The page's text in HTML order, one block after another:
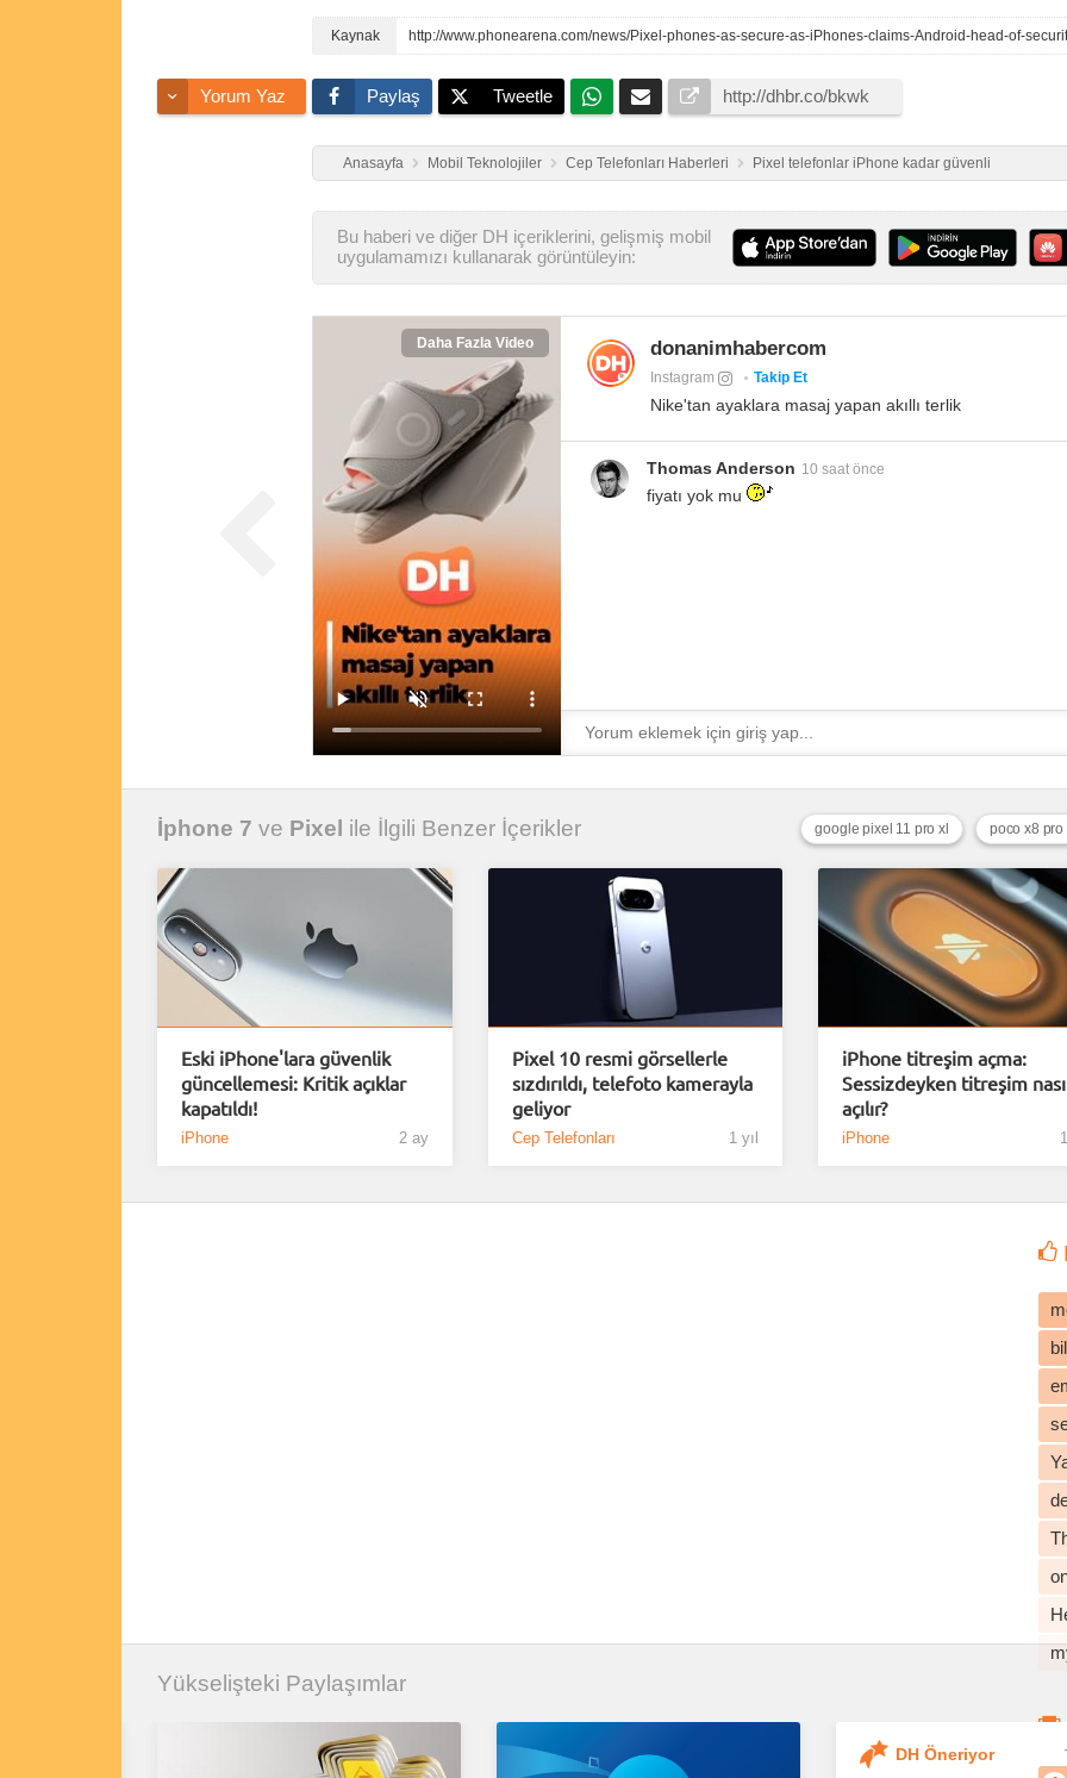
http://www.phonearena.com/news/Pixel-phones-as-secure-as-iPhones-claims-Android-head-of-
Yorum Yaz Paylaş Tweetle
Anasayfa Mobil Teknolojiler Cep Telefonları Haberleri Pixel telefonlar iPhone kadar güvenli
Bu haberi ve diğer DH içeriklerini, gelişmiş mobil
uygulamamızı kullanarak görüntüleyin:
Daha Fazla Video donanimhabercom
Instagram Takip Et
Nike'tan ayaklara masaj yapan akıllı terlik
Thomas Anderson 10 saat önce
fiyatı yok mu
İphone 7 ve Pixel ile İlgili Benzer İçerikler google pixel 11 pro xl
Eski iPhone'lara güvenlik
güncellemesi: Kritik açıklar
kapatıldı!
iPhone 2 ay
Pixel 10 resmi görsellerle
sızdırıldı, telefoto kamerayla
geliyor
Cep Telefonları 1 yıl
iPhone titreşim açma:
Sessizdeyken titreşim
açılır?
iPhone
Yükselişteki Paylaşımlar
DH Öneriyor